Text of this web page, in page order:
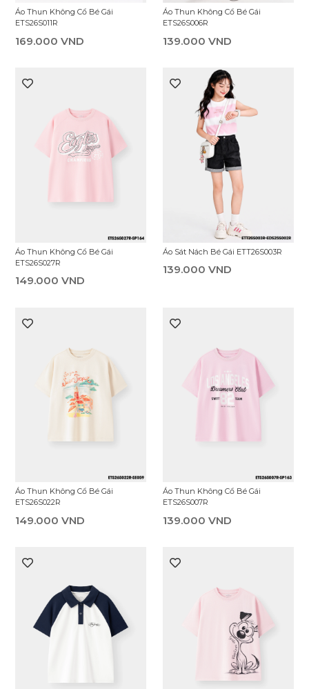
Áo Thun Không Cổ Bé Gái
ETS26S011R
169.000 VND
Áo Thun Không Cổ Bé Gái
ETS26S006R
139.000 VND
Áo Thun Không Cổ Bé Gái
ETS26S027R
149.000 VND
Áo Sát Nách Bé Gái ETT26S003R
139.000 VND
Áo Thun Không Cổ Bé Gái
ETS26S022R
149.000 VND
Áo Thun Không Cổ Bé Gái
ETS26S007R
139.000 VND